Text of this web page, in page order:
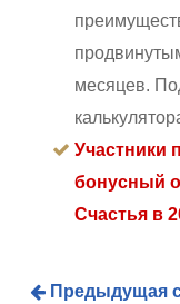
месяцев.
Участники
бонусный
Счастья в
Предыдущая